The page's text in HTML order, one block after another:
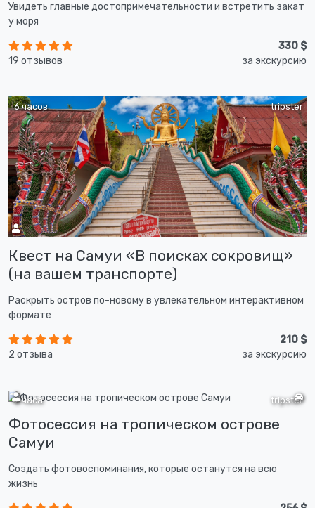
Увидеть главные достопримечательности и встретить закат
у моря
19 отзывов
330 $
за экскурсию
tripster
6 часов
Квест на Самуи «В поисках сокровищ»
(на вашем транспорте)
Раскрыть остров по-новому в увлекательном интерактивном
формате
2 отзыва
210 $
за экскурсию
tripster
2 часа
Фотосессия на тропическом острове
Самуи
Создать фотовоспоминания, которые останутся на всю
жизнь